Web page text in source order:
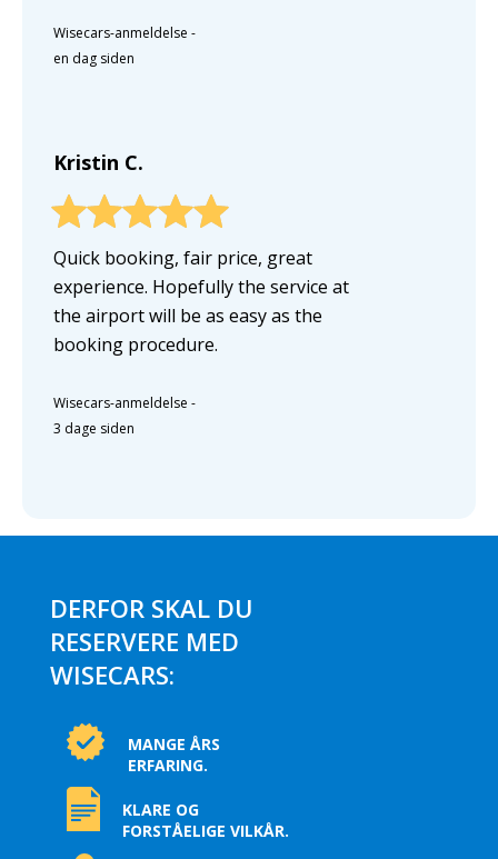
Wisecars-anmeldelse -
en dag siden
Kristin C.
Quick booking, fair price, great
experience. Hopefully the service at
the airport will be as easy as the
booking procedure.
Wisecars-anmeldelse -
3 dage siden
DERFOR SKAL DU
RESERVERE MED
WISECARS:
MANGE ÅRS
ERFARING.
KLARE OG
FORSTÅELIGE VILKÅR.